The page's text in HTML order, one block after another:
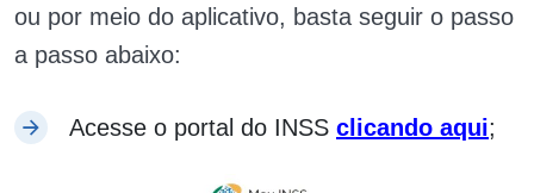
ou por meio do aplicativo, basta seguir o passo
a passo abaixo:
Acesse o portal do INSS clicando aqui;